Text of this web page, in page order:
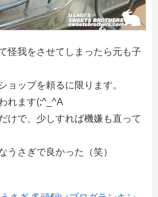
怪我をさせてしまったら元も子
ョップを頼るに限ります。
れます(;^_^A
けで、少しすれば機嫌も直って
うさぎで良かった（笑）